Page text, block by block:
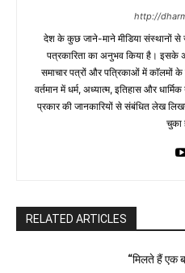
http://
देश के कुछ जाने-माने मीडिया संस्थानों से
पत्रकारिता का अनुभव किया है। इसके
समाचार पत्रों और पत्रिकाओं में काॅलमों के
वर्तमान में धर्म, अध्यात्म, इतिहास और
प्रकार की जानकारियों से संबंधित लेख
चुका
RELATED ARTICLES
“मिलते हैं एक